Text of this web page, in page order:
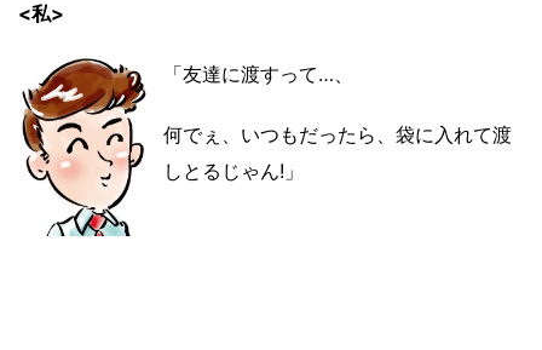
<私>
「友達に渡すって…、
何でぇ、いつもだったら、 袋に入れて渡
しとるじゃん!」